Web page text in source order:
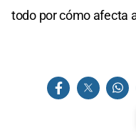
todo por cómo afecta